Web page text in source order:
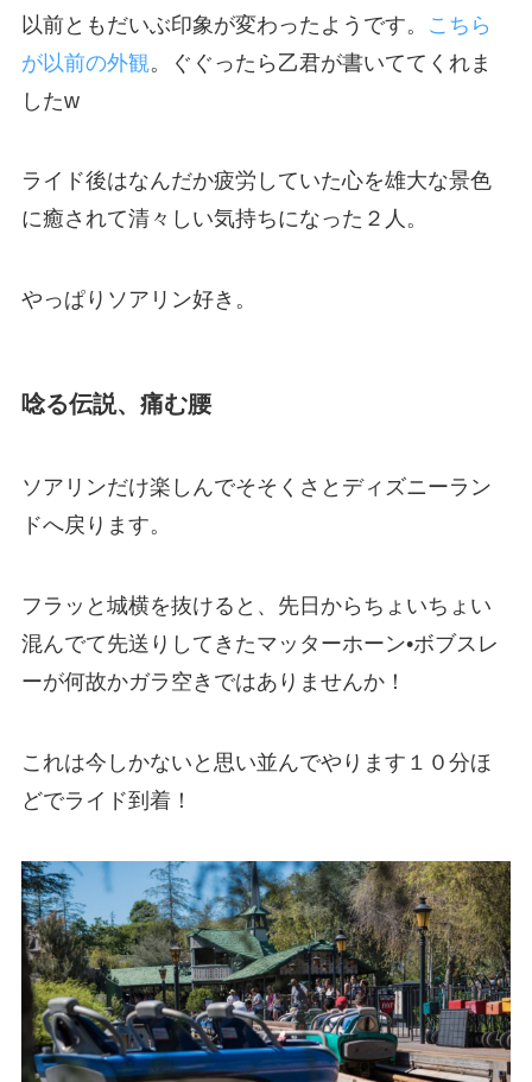
以前ともだいぶ印象が変わったようです。
こちら
が以前の外観。ぐぐったら乙君が書いててくれま
したw
ライド後はなんだか疲労していた心を雄大な景色
に癒されて清々しい気持ちになった２人。
やっぱりソアリン好き。
唸る伝説、痛む腰
ソアリンだけ楽しんでそそくさとディズニーラン
ドへ戻ります。
フラッと城横を抜けると、先日からちょいちょい
混んでて先送りしてきたマッターホーン•ボブスレ
ーが何故かガラ空きではありませんか！
これは今しかないと思い並んでやります１０分ほ
どでライド到着！